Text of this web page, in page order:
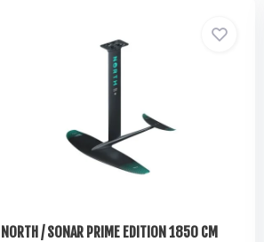
NORTH / SONAR PRIME EDITION 1850 CM